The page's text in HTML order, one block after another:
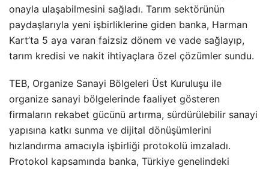
onayla ulaşabilmesini sağladı. Tarım sektörünün
paydaşlarıyla yeni işbirliklerine giden banka, Harman
Kart’ta 5 aya varan faizsiz dönem ve vade sağlayıp,
tarım kredisi ve nakit ihtiyaçlara özel çözümler sundu.
TEB, Organize Sanayi Bölgeleri Üst Kuruluşu ile
organize sanayi bölgelerinde faaliyet gösteren
firmaların rekabet gücünü artırma, sürdürülebilir sanayi
yapısına katkı sunma ve dijital dönüşümlerini
hızlandırma amacıyla işbirliği protokolü imzaladı.
Protokol kapsamında banka, Türkiye genelindeki